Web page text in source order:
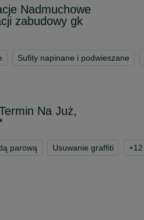
Nadmuchowe
zabudowy gk
Sufity napinane i podwieszane
Na Już,
parową Usuwanie graffiti +12